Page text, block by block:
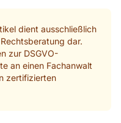
dient ausschließlich
dar.
zur DSGVO-
an einen Fachanwalt
zertifizierten